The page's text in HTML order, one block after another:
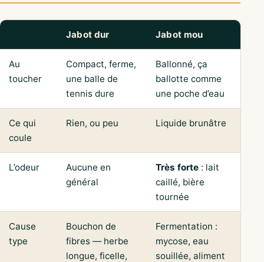
Jabot dur Jabot mou
Au
toucher
Compact, ferme,
une balle de
tennis dure
Ballonné, ça
ballotte comme
une poche d’eau
Ce qui
coule
Rien, ou peu Liquide brunâtre
L’odeur
Aucune en
général
Très forte : lait
caillé, bière
tournée
Cause
type
Bouchon de
fibres — herbe
longue, ficelle,
Fermentation :
mycose, eau
souillée, aliment